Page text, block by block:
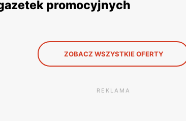
promocyjnych
ZOBACZ WSZYSTKIE OFERTY
REKLAMA